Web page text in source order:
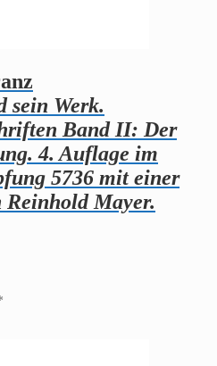
sein Werk.
Band II: Der
4. Auflage im
5736 mit einer
Mayer.